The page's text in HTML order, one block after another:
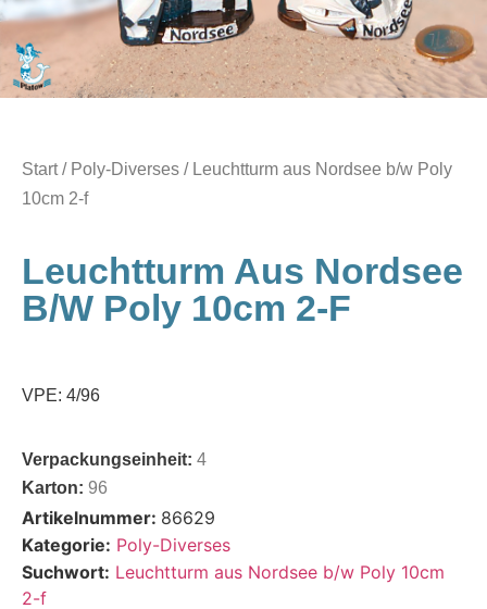
Start/ Poly-Diverses / Leuchtturm aus Nordsee b/w Poly
10cm 2-f
Leuchtturm Aus Nordsee
B/w Poly 10cm 2-F
VPE: 4/96
Verpackungseinheit: 4
Karton: 96
Artikelnummer: 86629
Kategorie: Poly-Diverses
Suchwort: Leuchtturm aus Nordsee b/w Poly 10cm
2-f